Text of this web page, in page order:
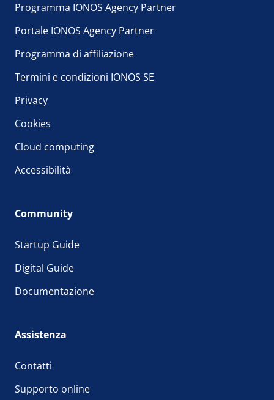
Programma IONOS Agency Partner
Portale IONOS Agency Partner
Programma di affiliazione
Termini e condizioni IONOS SE
Privacy
Cookies
Cloud computing
Accessibilità
Community
Startup Guide
Digital Guide
Documentazione
Assistenza
Contatti
Supporto online